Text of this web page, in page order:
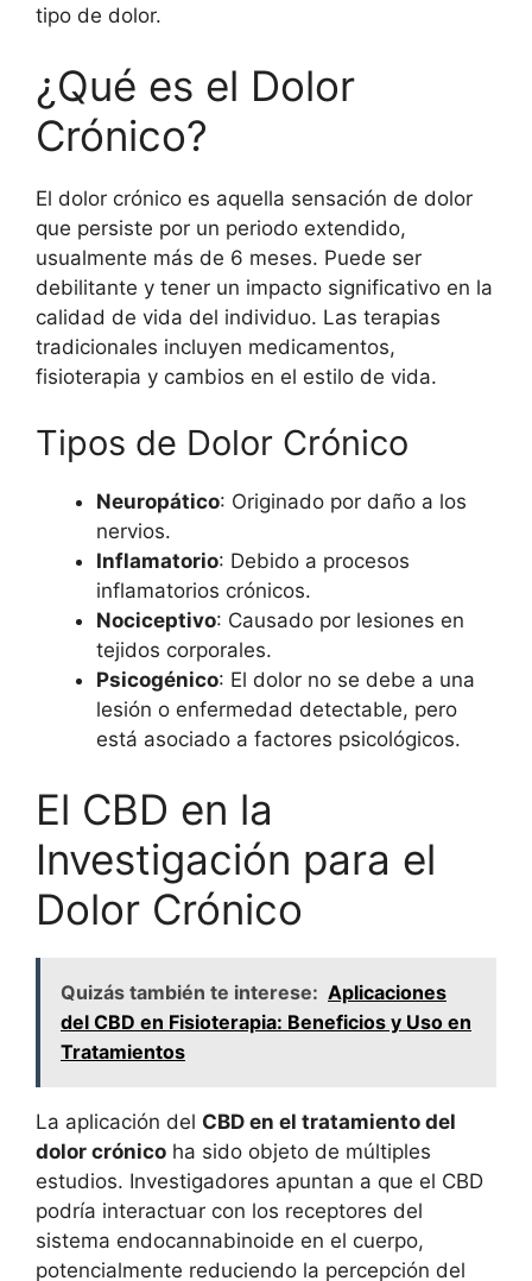
tipo de dolor.
¿Qué es el Dolor
Crónico?
El dolor crónico es aquella sensación de dolor
que persiste por un periodo extendido,
usualmente más de 6 meses. Puede ser
debilitante y tener un impacto significativo en la
calidad de vida del individuo. Las terapias
tradicionales incluyen medicamentos,
fisioterapia y cambios en el estilo de vida.
Tipos de Dolor Crónico
Neuropático: Originado por daño a los
nervios.
Inflamatorio: Debido a procesos
inflamatorios crónicos.
Nociceptivo: Causado por lesiones en
tejidos corporales.
Psicogénico: El dolor no se debe a una
lesión o enfermedad detectable, pero
está asociado a factores psicológicos.
El CBD en la
Investigación para el
Dolor Crónico
Quizás también te interese: Aplicaciones
del CBD en Fisioterapia: Beneficios y Uso en
Tratamientos
La aplicación del CBD en el tratamiento del
dolor crónico ha sido objeto de múltiples
estudios. Investigadores apuntan a que el CBD
podría interactuar con los receptores del
sistema endocannabinoide en el cuerpo,
potencialmente reduciendo la percepción del